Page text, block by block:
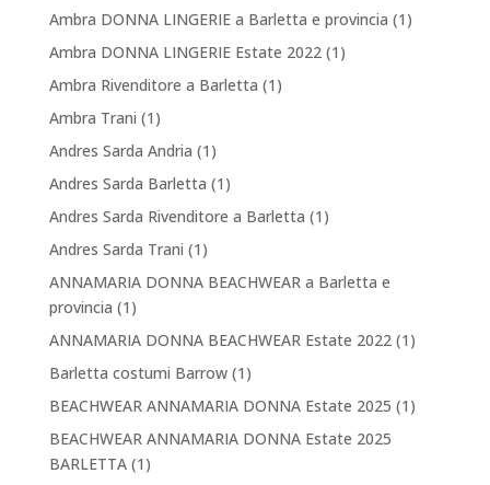
Ambra DONNA LINGERIE a Barletta e provincia (1)
Ambra DONNA LINGERIE Estate 2022(1)
Ambra Rivenditore a Barletta (1)
Ambra Trani (1)
Andres Sarda Andria (1)
Andres Sarda Barletta (1)
Andres Sarda Rivenditore a Barletta (1)
Andres Sarda Trani (1)
ANNAMARIA DONNA BEACHWEAR a Barletta e
provincia (1)
ANNAMARIA DONNA BEACHWEAR Estate 2022(1)
Barletta costumi Barrow(1)
BEACHWEAR ANNAMARIA DONNA Estate 2025 (1)
BEACHWEAR ANNAMARIA DONNA Estate 2025
BARLETTA(1)